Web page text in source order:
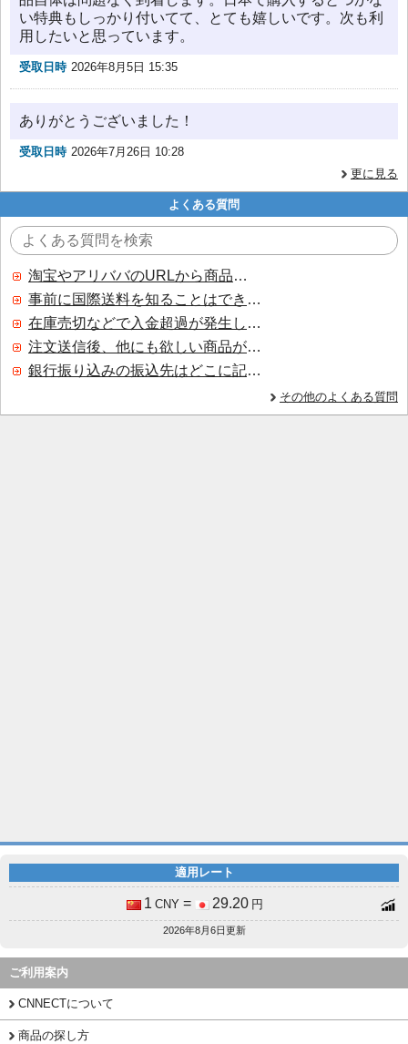
い特典もしっかり付いてて、とても嬉しいです。次も利
用したいと思っています。
受取日時 2026年8月5日 15:35
ありがとうございました！
受取日時 2026年7月26日 10:28
更に見る
よくある質問
淘宝やアリババのURLから商品を探すことはできますか？
事前に国際送料を知ることはできますか？
在庫売切などで入金超過が発生した場合はいつ返金されますか？
注文送信後、他にも欲しい商品が見つかった場合、追加注文できますか？
銀行振り込みの振込先はどこに記載されていますか？
その他のよくある質問
適用レート
1 CNY = 29.20 円
2026年8月6日更新
ご利用案内
CNNECTについて
商品の探し方